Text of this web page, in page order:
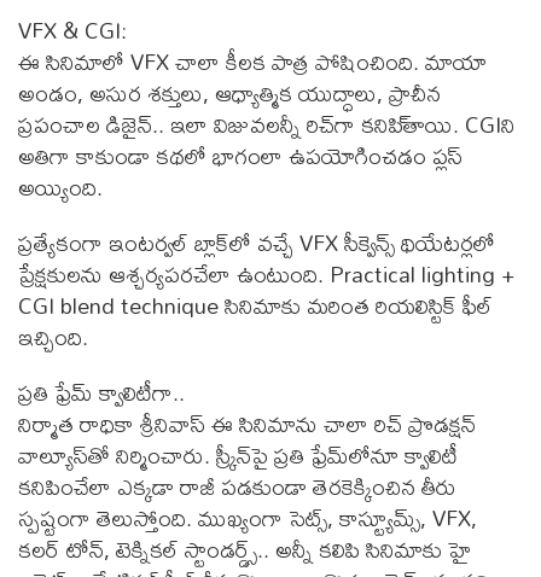
VFX & CGI:
ఈ సినిమాలో VFX చాలా కీలక పాత్ర పోషించింది. మాయా
అండం, అసుర శక్తులు, ఆధ్యాత్మిక యుద్ధాలు, ప్రాచీన
ప్రపంచాల డిజైన్.. ఇలా విజువ‌ల‌న్నీ రిచ్‌గా కనిపి్తాయి. CGIని
అతిగా కాకుండా కథలో భాగంలా ఉపయోగించడం ప్లస్
అయ్యింది.
ప్రత్యేకంగా ఇంట‌ర్వ‌ల్ బ్లాక్‌లో వచ్చే VFX సీక్వెన్స్ థియేటర్లలో
ప్రేక్షకులను ఆశ్చర్యపరచేలా ఉంటుంది. Practical lighting +
CGI blend technique సినిమాకు మరింత రియలిస్టిక్ ఫీల్
ఇచ్చింది.
ప్ర‌తి ఫ్రేమ్ క్వాలిటీగా..
నిర్మాత రాధికా శ్రీనివాస్ ఈ సినిమాను చాలా రిచ్ ప్రొడక్షన్
వాల్యూస్‌తో నిర్మించారు. స్క్రీన్‌పై ప్రతి ఫ్రేమ్‌లోనూ క్వాలిటీ
కనిపించేలా ఎక్కడా రాజీ పడకుండా తెరకెక్కించిన తీరు
స్పష్టంగా తెలుస్తోంది. ముఖ్యంగా సెట్స్, కాస్ట్యూమ్స్, VFX,
కలర్ టోన్, టెక్నికల్ స్టాండర్డ్స్.. అన్నీ క‌లిపి సినిమాకు హై